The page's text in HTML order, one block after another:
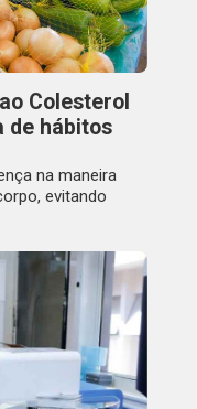
Colesterol
de hábitos
na maneira
evitando